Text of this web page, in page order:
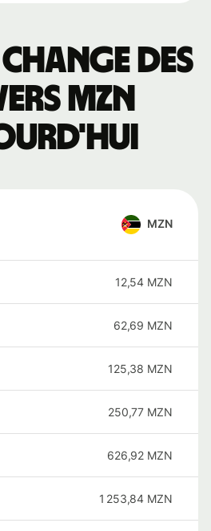
des
MZN
MZN
12,54 MZN
62,69 MZN
125,38 MZN
250,77 MZN
626,92 MZN
1 253,84 MZN